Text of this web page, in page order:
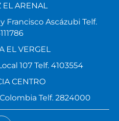
EL ARENAL
Francisco Ascázubi Telf.
EL VERGEL
107 Telf. 4103554
CENTRO
Telf. 2824000